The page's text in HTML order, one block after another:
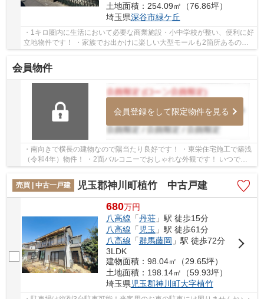
土地面積：254.09㎡（76.86坪）
埼玉県深谷市緑ケ丘
・1キロ圏内に生活において必要な商業施設・小中学校が整い、便利に好
立地物件です！ ・家族でお出かけに楽しい大型モールも2箇所あるので
生活に潤いが♪ ・南向きにあってベランダ、1...
会員物件
会員登録をして限定物件を見る
・南向きで横長の建物なので陽当たり良好です！ ・東栄住宅施工で築浅
（令和4年）物件！ ・2面バルコニーでおしゃれな外観です！ いつでも
お気軽にお声がけください♪ 駅からの送迎が...
売買 | 中古一戸建
児玉郡神川町植竹 中古戸建
680万円
八高線 「丹荘」駅 徒歩15分
八高線 「児玉 」駅 徒歩61分
八高線 「群馬藤岡 」駅 徒歩72分
3LDK
建物面積：98.04㎡（29.65坪）
土地面積：198.14㎡（59.93坪）
埼玉県児玉郡神川町大字植竹